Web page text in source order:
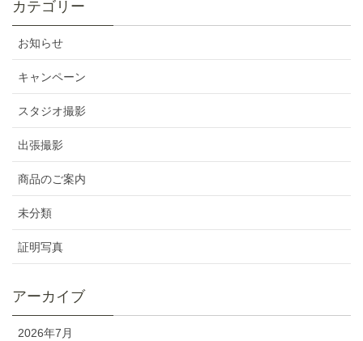
カテゴリー
お知らせ
キャンペーン
スタジオ撮影
出張撮影
商品のご案内
未分類
証明写真
アーカイブ
2026年7月